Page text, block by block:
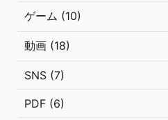
ゲーム (10)
動画 (18)
SNS (7)
PDF (6)